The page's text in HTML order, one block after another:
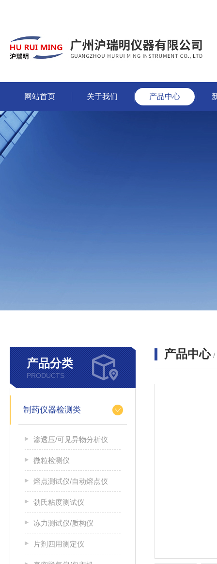
网站首页 关于我们 产品中心
产品分类
PRODUCTS
制药仪器检测类
渗透压/可见异物分析仪
微粒检测仪
熔点测试仪/自动熔点仪
勃氏粘度测试仪
冻力测试仪/质构仪
片剂四用测定仪
产品中心 /